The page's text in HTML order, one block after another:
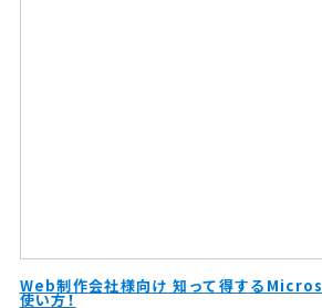
Web制作会社様向け 知って得する
使い方！